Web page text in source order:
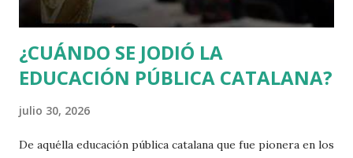
qüestió catalana. Orriols irr...
¿CUÁNDO SE JODIÓ LA
EDUCACIÓN PÚBLICA CATALANA?
julio 30, 2026
De aquélla educación pública catalana que fue pionera en los